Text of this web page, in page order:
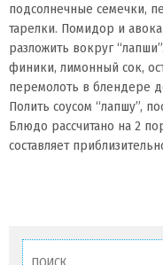
подсолнечные семечки,
тарелки. Помидор и
разложить вокруг
финики, лимонный сок,
перемолоть в блендере
Полить соусом “лапшу”,
Блюдо рассчитано на 2
составляет
Найти: